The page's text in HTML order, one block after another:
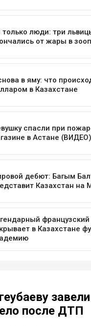
завели
после ДТП